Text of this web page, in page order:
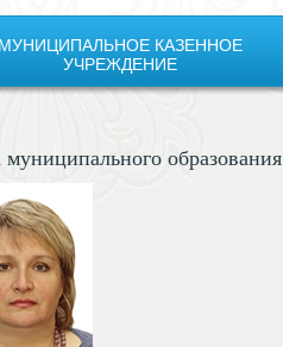
КАЗЕННОЕ
УЧРЕЖДЕНИЕ
муниципального образования